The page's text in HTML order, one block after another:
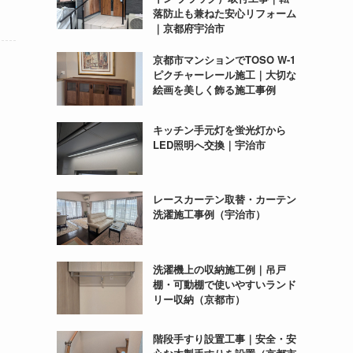
落防止も兼ねた安心リフォーム
｜京都府宇治市
京都市マンションでTOSO W-1
ピクチャーレール施工｜大切な
絵画を美しく飾る施工事例
キッチン手元灯を蛍光灯から
LED照明へ交換｜宇治市
レースカーテン取替・カーテン
洗濯施工事例（宇治市）
洗濯機上の収納施工例｜吊戸
棚・可動棚で使いやすいランド
リー収納（京都市）
階段手すり設置工事｜安全・安